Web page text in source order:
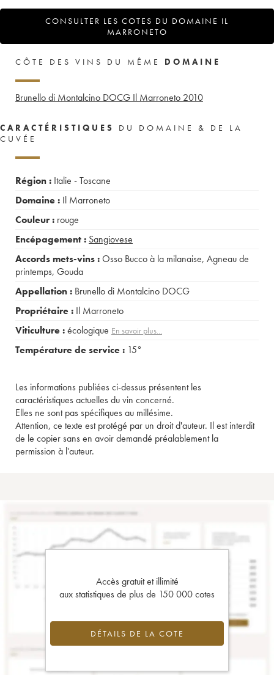
CONSULTER LES COTES DU DOMAINE IL
MARRONETO
CÔTE DES VINS DU MÊME DOMAINE
Brunello di Montalcino DOCG Il Marroneto 2010
CARACTÉRISTIQUES
DU DOMAINE & DE LA
CUVÉE
Région : Italie - Toscane
Domaine : Il Marroneto
Couleur : rouge
Encépagement : Sangiovese
Accords mets-vins :Osso Bucco à la milanaise, Agneau de
printemps, Gouda
Appellation : Brunello di Montalcino DOCG
Propriétaire : Il Marroneto
Viticulture :écologique En savoir plus...
Température de service : 15°
Les informations publiées ci-dessus présentent les
caractéristiques actuelles du vin concerné.
Elles ne sont pas spécifiques au millésime.
Attention, ce texte est protégé par un droit d'auteur. Il est interdit
de le copier sans en avoir demandé préalablement la
permission à l'auteur.
Accès gratuit et illimité
aux statistiques de plus de 150 000 cotes
DÉTAILS DE LA COTE